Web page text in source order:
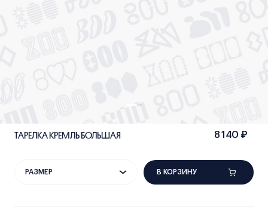
ТАРЕЛКА КРЕМЛЬ БОЛЬШАЯ 8 140 ₽
РАЗМЕР В КОРЗИНУ